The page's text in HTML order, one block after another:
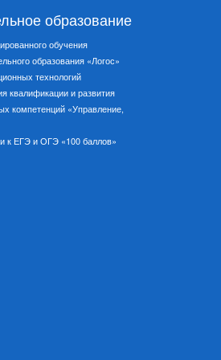
образование
обучения
образования «Логос»
технологий
квалификации и развития
компетенций «Управление,
к ЕГЭ и ОГЭ «100 баллов»